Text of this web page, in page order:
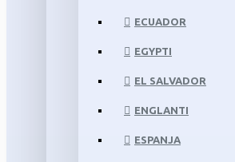
ECUADOR
EGYPTI
EL SALVADOR
ENGLANTI
ESPANJA